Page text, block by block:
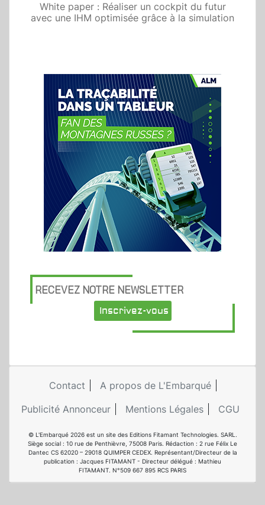
White paper : Réaliser un cockpit du futur
avec une IHM optimisée grâce à la simulation
RECEVEZ NOTRE NEWSLETTER
Inscrivez-vous
Contact
A propos de L'Embarqué
Publicité Annonceur
Mentions Légales CGU
© L'Embarqué 2026 est un site des Editions Fitamant Technologies. SARL.
Siège social : 10 rue de Penthièvre, 75008 Paris. Rédaction : 2 rue Félix Le
Dantec CS 62020 – 29018 QUIMPER CEDEX. Représentant/Directeur de la
publication : Jacques FITAMANT - Directeur délégué : Mathieu
FITAMANT. N°509 667 895 RCS PARIS